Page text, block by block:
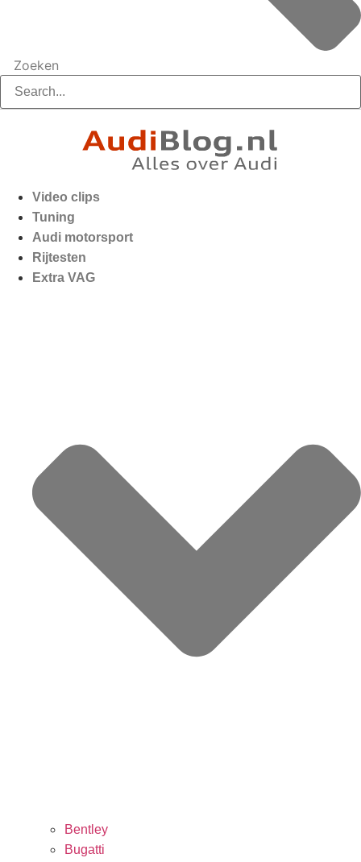
Zoeken
Video clips
Tuning
Audi motorsport
Rijtesten
Extra VAG
Bentley
Bugatti